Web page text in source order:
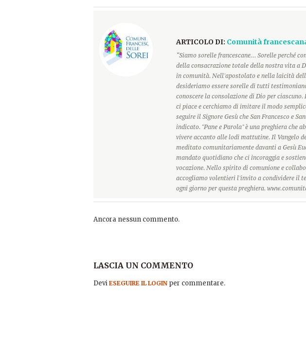
ARTICOLO DI: Comunità
“Siamo sorelle francescane... Sorelle perché
della consacrazione totale della nostra vita a
in comunità. Nell'apostolato e nella laicità
desideriamo essere sorelle di tutti
conoscere la consolazione di Dio per ciascuno.
ci piace e cerchiamo di imitare il modo
seguire il Signore Gesù che San Francesco e
indicato. "Pane e Parola" è una preghiera che
vivere accanto alle lodi mattutine. Il Vangelo
meditato comunitariamente davanti a Gesù
mandato quotidiano che ci incoraggia e
vocazione. Nello spirito di comunione e
accogliamo volentieri l'invito a condividere il
ogni giorno per questa preghiera.
Ancora nessun commento.
LASCIA UN COMMENTO
Devi ESEGUIRE IL LOGIN per commentare.